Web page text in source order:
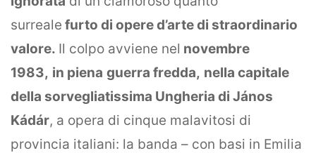
surreale furto di opere d’arte di straordinario
valore. Il colpo avviene nel novembre
1983, in piena guerra fredda, nella capitale
della sorvegliatissima Ungheria di János
Kádár, a opera di cinque malavitosi di
provincia italiani: la banda – con basi in Emilia
during your
refuse these
some
functionality
will
disappear
from the
website.